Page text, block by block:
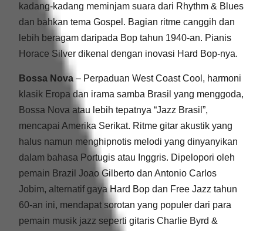
kadang-kadang meminjam suara dari Rhythm & Blues
dan bahkan tema Gospel. Bagian ritme canggih dan
lebih beragam daripada Bop tahun 1940-an. Pianis
Horace Silver dikenal dengan inovasi Hard Bop-nya.
Bossa Nova– Perpaduan West Coast Cool, harmoni
klasik Eropa dan irama samba Brasil yang menggoda,
Bossa Nova atau lebih tepatnya “Jazz Brasil”,
mencapai Amerika Serikat. Ritme gitar akustik yang
halus namun menghipnotis melodi yang dinyanyikan
dalam bahasa Portugis atau Inggris. Dipelopori oleh
pemain Brazil Joao Gilberto dan Antonio Carlos
Jobim, alternatif gaya Hard Bop dan Free Jazz tahun
60-an ini, mendapat sorotan yang populer dari para
pemain musik jazz seperti gitaris Charlie Byrd &